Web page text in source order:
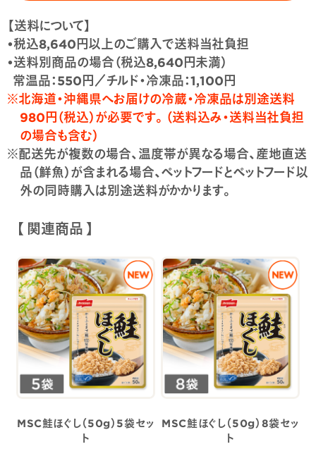
【送料について】
•税込8,640円以上のご購入で送料当社負担
•送料別商品の場合（税込8,640円未満）
常温品：550円／チルド・冷凍品：1,100円
※北海道・沖縄県へお届けの冷蔵・冷凍品は別途送料
980円（税込）が必要です。（送料込み・送料当社負担
の場合も含む）
※配送先が複数の場合、温度帯が異なる場合、産地直送
品（鮮魚）が含まれる場合、ペットフードとペットフード以
外の同時購入は別途送料がかかります。
【 関連商品 】
MSC鮭ほぐし（50g）5袋セッ
ト
MSC鮭ほぐし（50g）8袋セッ
ト